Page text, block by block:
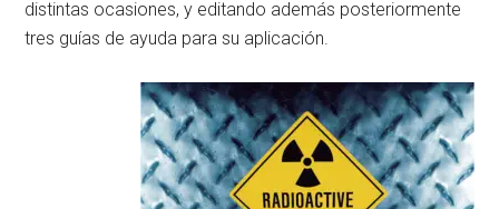
distintas ocasiones, y editando además posteriormente
tres guías de ayuda para su aplicación.